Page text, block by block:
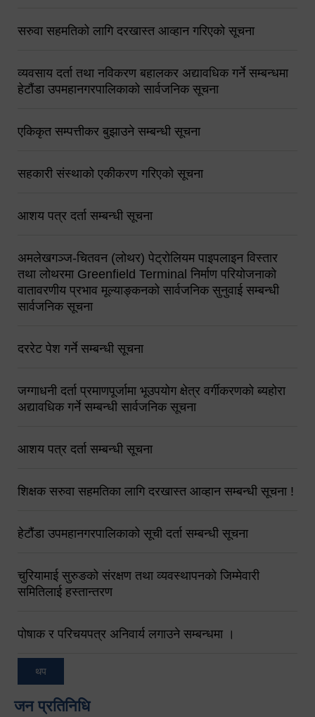
सरुवा सहमतिको लागि दरखास्त आव्हान गरिएको सूचना
व्यवसाय दर्ता तथा नविकरण बहालकर अद्यावधिक गर्ने सम्बन्धमा
हेटौंडा उपमहानगरपालिकाको सार्वजनिक सूचना
एकिकृत सम्पत्तीकर बुझाउने सम्बन्धी सूचना
सहकारी संस्थाको एकीकरण गरिएको सूचना
आशय पत्र दर्ता सम्बन्धी सूचना
अमलेखगञ्ज-चितवन (लोथर) पेट्रोलियम पाइपलाइन विस्तार
तथा लोथरमा Greenfield Terminal निर्माण परियोजनाको
वातावरणीय प्रभाव मूल्याङ्कनको सार्वजनिक सुनुवाई सम्बन्धी
सार्वजनिक सूचना
दररेट पेश गर्ने सम्बन्धी सूचना
जग्गाधनी दर्ता प्रमाणपूर्जामा भूउपयोग क्षेत्र वर्गीकरणको ब्यहोरा
अद्यावधिक गर्ने सम्बन्धी सार्वजनिक सूचना
आशय पत्र दर्ता सम्बन्धी सूचना
शिक्षक सरुवा सहमतिका लागि दरखास्त आव्हान सम्बन्धी सूचना !
हेटौंडा उपमहानगरपालिकाको सूची दर्ता सम्बन्धी सूचना
चुरियामाई सुरुङको संरक्षण तथा व्यवस्थापनको जिम्मेवारी
समितिलाई हस्तान्तरण
पोषाक र परिचयपत्र अनिवार्य लगाउने सम्बन्धमा ।
थप
जन प्रतिनिधि